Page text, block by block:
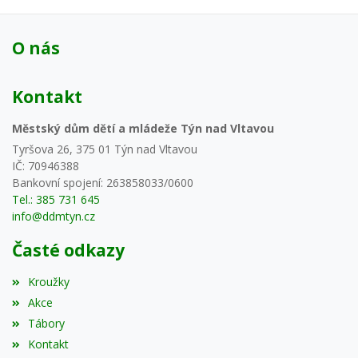
O nás
Kontakt
Městský dům dětí a mládeže Týn nad Vltavou
Tyršova 26, 375 01 Týn nad Vltavou
IČ: 70946388
Bankovní spojení: 263858033/0600
Tel.: 385 731 645
info@ddmtyn.cz
Časté odkazy
Kroužky
Akce
Tábory
Kontakt